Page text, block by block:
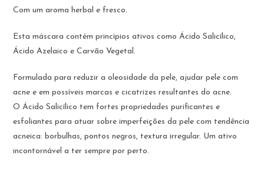
Com um aroma herbal e fresco.
Esta máscara contém princípios ativos como Ácido Salicílico,
Ácido Azelaico e Carvão Vegetal.
Formulada para reduzir a oleosidade da pele, ajudar pele com
acne e em possíveis marcas e cicatrizes resultantes do acne.
O Ácido Salicílico tem fortes propriedades purificantes e
esfoliantes para atuar sobre imperfeições da pele com tendência
acneica: borbulhas, pontos negros, textura irregular. Um ativo
incontornável a ter sempre por perto.